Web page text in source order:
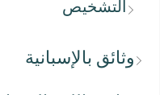
التشخيص
وثائق بالإسبانية